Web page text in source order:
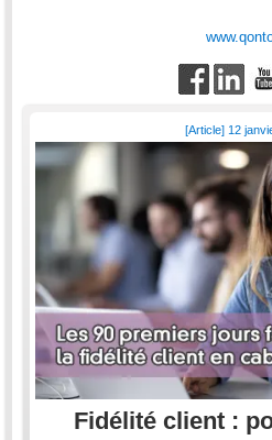
[Article] 12
Fidélité client :